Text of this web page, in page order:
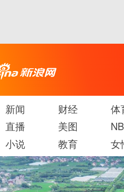
新闻 财经 体
直播
美图
小说
教育 女